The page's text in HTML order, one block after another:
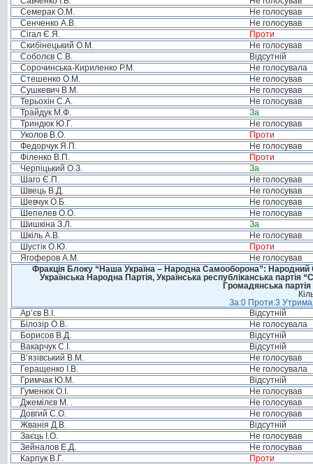
Семерак О.М.
Не голосував
Сенченко А.В.
Не голосував
Сігал Є.Я.
Проти
Скибінецький О.М.
Не голосував
Соболєв С.В.
Відсутній
Сорочинська-Кириленко Р.М.
Не голосувала
Стешенко О.М.
Не голосував
Сушкевич В.М.
Не голосував
Терьохін С.А.
Не голосував
Трайдук М.Ф.
За
Триндюк Ю.Г.
Не голосував
Уколов В.О.
Проти
Федорчук Я.П.
Не голосував
Філенко В.П.
Проти
Черпіцький О.З.
За
Шаго Є.П.
Не голосував
Швець В.Д.
Не голосував
Шевчук О.Б.
Не голосував
Шепелев О.О.
Не голосував
Шишкіна З.Л.
За
Шкіль А.В.
Не голосував
Шустік О.Ю.
Проти
Ягоферов А.М.
Не голосував
Фракція Блоку “Наша Україна – Народна Самооборона”: Народний
Українська Народна Партія, Українська республіканська
Громадянська
За:0 Проти:3
Ар’єв В.І.
Відсутній
Білозір О.В.
Не голосувала
Борисов В.Д.
Відсутній
Вакарчук С.І.
Відсутній
В’язівський В.М.
Не голосував
Геращенко І.В.
Не голосувала
Гримчак Ю.М.
Відсутній
Гуменюк О.І.
Не голосував
Джемілєв М. .
Не голосував
Довгий С.О.
Не голосував
Жванія Д.В.
Відсутній
Заєць І.О.
Не голосував
Зейналов Е.Д.
Не голосував
Карпук В.Г.
Проти